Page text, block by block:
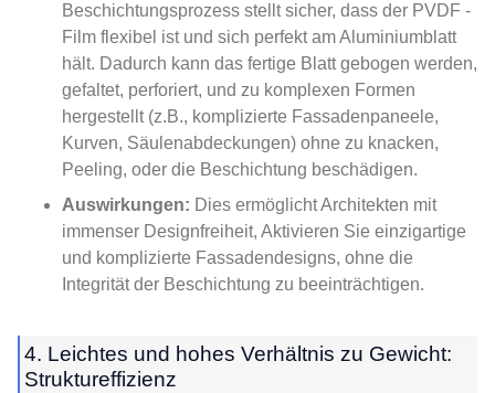
Beschichtungsprozess stellt sicher, dass der PVDF -
Film flexibel ist und sich perfekt am Aluminiumblatt
hält. Dadurch kann das fertige Blatt gebogen werden,
gefaltet, perforiert, und zu komplexen Formen
hergestellt (z.B., komplizierte Fassadenpaneele,
Kurven, Säulenabdeckungen) ohne zu knacken,
Peeling, oder die Beschichtung beschädigen.
Auswirkungen: Dies ermöglicht Architekten mit
immenser Designfreiheit, Aktivieren Sie einzigartige
und komplizierte Fassadendesigns, ohne die
Integrität der Beschichtung zu beeinträchtigen.
4. Leichtes und hohes Verhältnis zu Gewicht:
Struktureffizienz